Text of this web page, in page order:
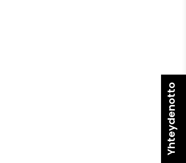
Yhteydenotto